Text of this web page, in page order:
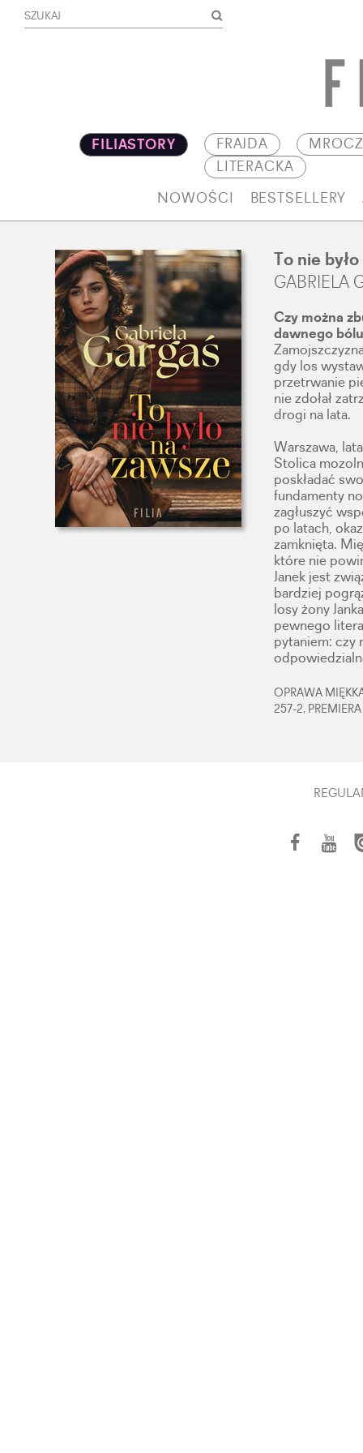
FILIASTORY FRAJDA
LITERACKA
NOWOŚCI BESTSELLERY
To nie
GABRIELA
Czy można
dawnego
gdy los
przetrwanie
nie zdołał
drogi na lata.
Warszawa,
Stolica
poskładać
fundamenty
zagłuszyć
po latach,
zamknięta.
które nie
Janek jest
bardziej
losy żony
pewnego
pytaniem: czy
OPRAWA
257-2,